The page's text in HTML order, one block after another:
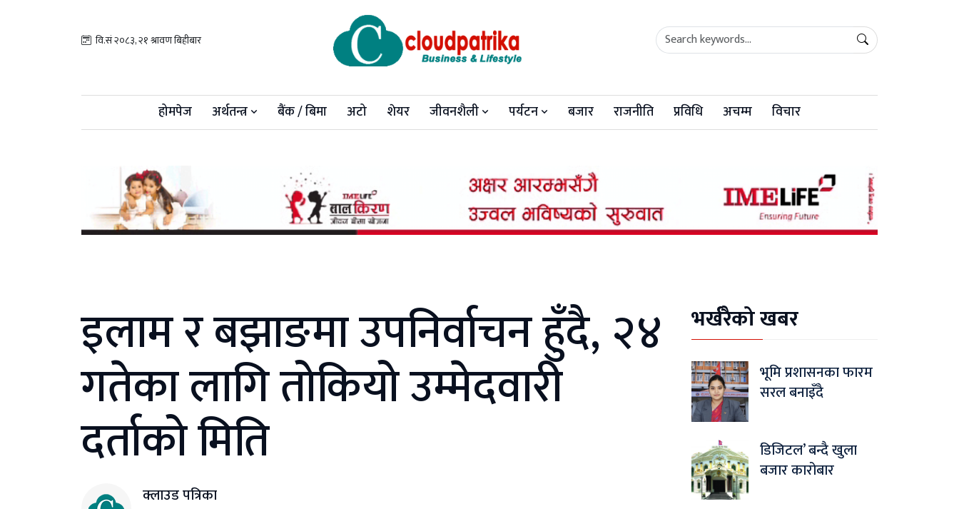
वि.सं २०८३, २१ श्रावण बिहीबार
होमपेज अर्थतन्त्र बैंक / बिमा अटो शेयर जीवनशैली पर्यटन बजार राजनीति प्रविधि अचम्म विचार
इलाम र बझाङमा उपनिर्वाचन हुँदै, २४
गतेका लागि तोकियो उम्मेदवारी
दर्ताको मिति
क्लाउड पत्रिका
भर्खरैको खबर
भूमि प्रशासनका फारम
सरल बनाइँदै
डिजिटल’ बन्दै खुला
बजार कारोबार